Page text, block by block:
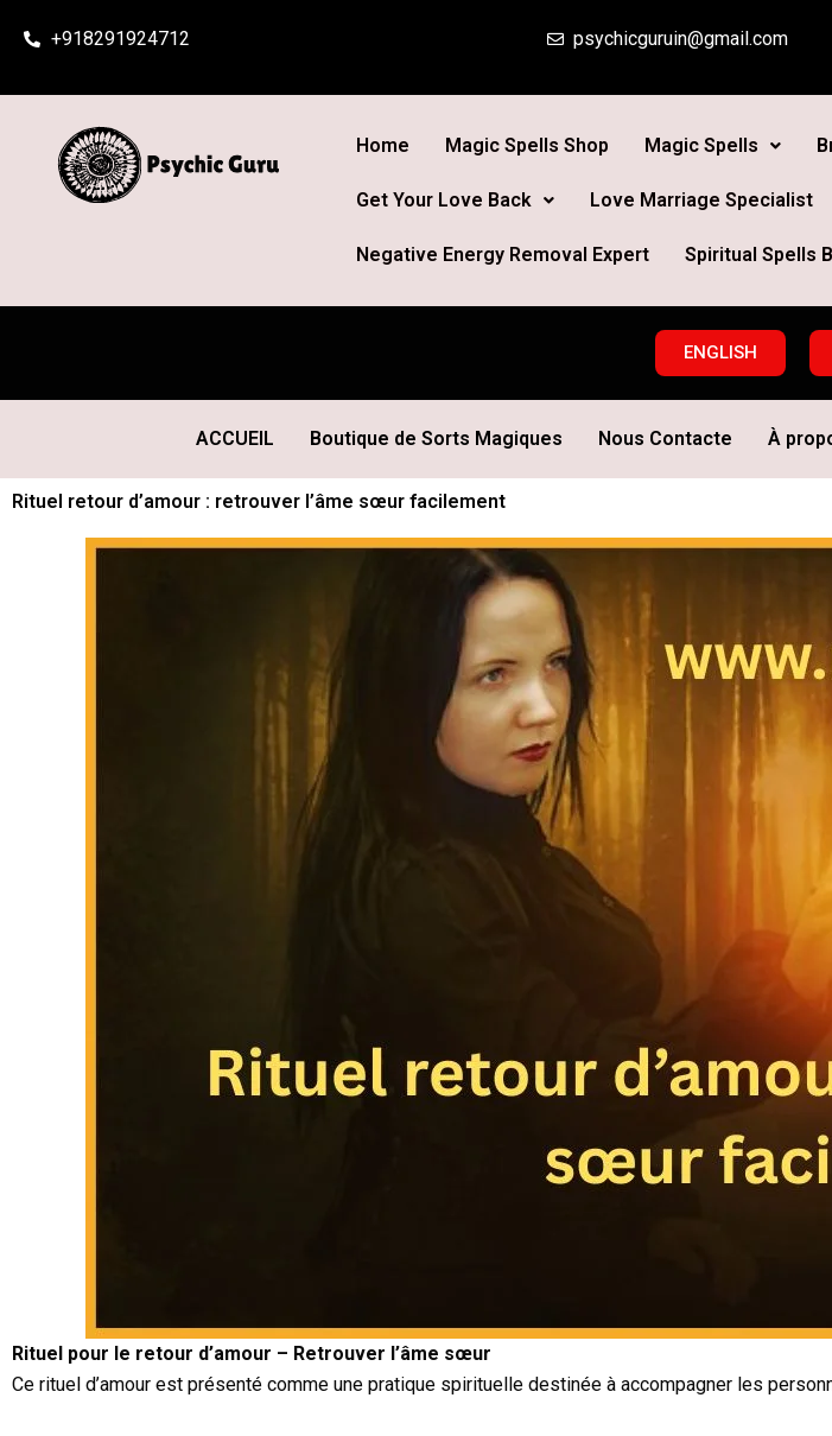
+918291924712 psychicguruin@gmail.com
Home Magic Spells Shop Magic Spells
Get Your Love Back Love Marriage Specialist
Negative Energy Removal Expert Spiritual Spells
ENGLISH
ACCUEIL Boutique de Sorts Magiques Nous Contacte À
Rituel retour d’amour : retrouver l’âme sœur facilement
Rituel pour le retour d’amour – Retrouver l’âme sœur
Ce rituel d’amour est présenté comme une pratique spirituelle destinée à accompagner les